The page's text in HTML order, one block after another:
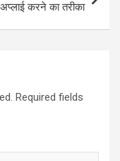
अप्लाई करने का तरीका
Required fields